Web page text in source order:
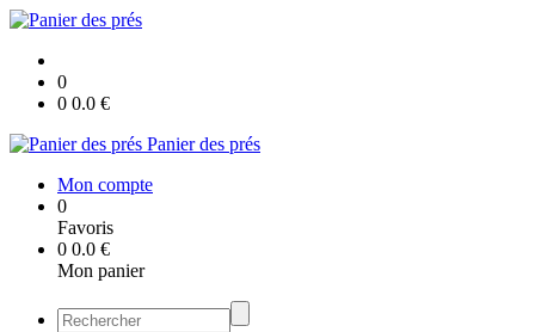
0
0 0.0 €
Panier des prés
Mon compte
0
Favoris
0 0.0 €
Mon panier